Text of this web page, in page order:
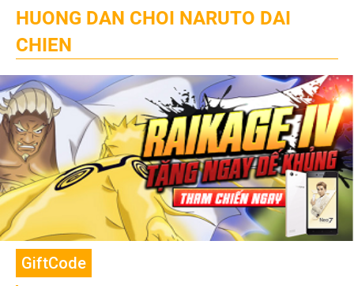
HUONG DAN CHOI NARUTO DAI
CHIEN
GiftCode